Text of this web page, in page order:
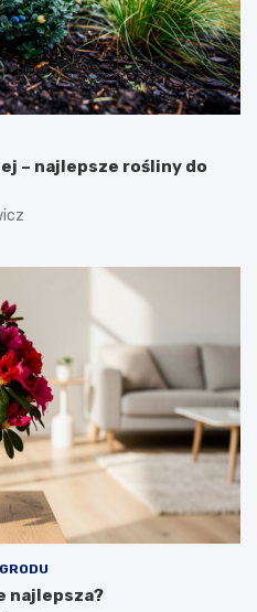
– najlepsze rośliny do
najlepsza?